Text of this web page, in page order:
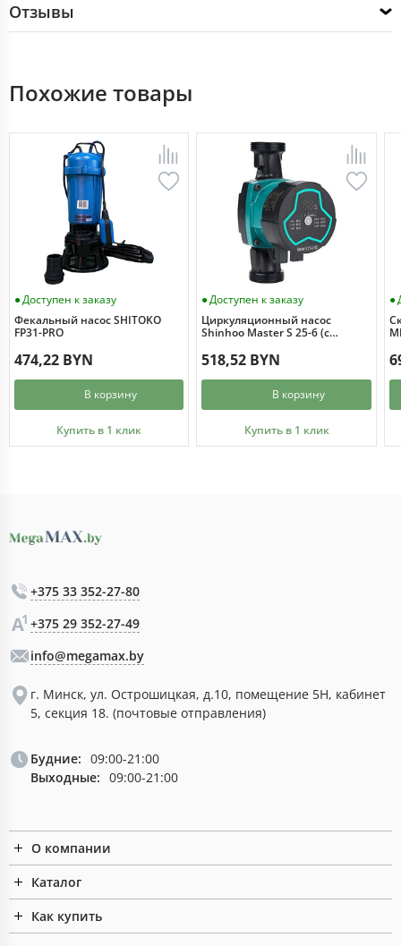
Отзывы
Похожие товары
Доступен к заказу
Фекальный насос SHITOKO
FP31-PRO
474,22 BYN
В корзину
Купить в 1 клик
Доступен к заказу
Циркуляционный насос
Shinhoo Master S 25-6 (с
518,52 BYN
В корзину
Купить в 1 клик
+375 33 352-27-80
+375 29 352-27-49
info@megamax.by
г. Минск, ул. Острошицкая, д.10, помещение 5Н, кабинет
5, секция 18. (почтовые отправления)
Будние: 09:00-21:00
Выходные: 09:00-21:00
О компании
Каталог
Как купить